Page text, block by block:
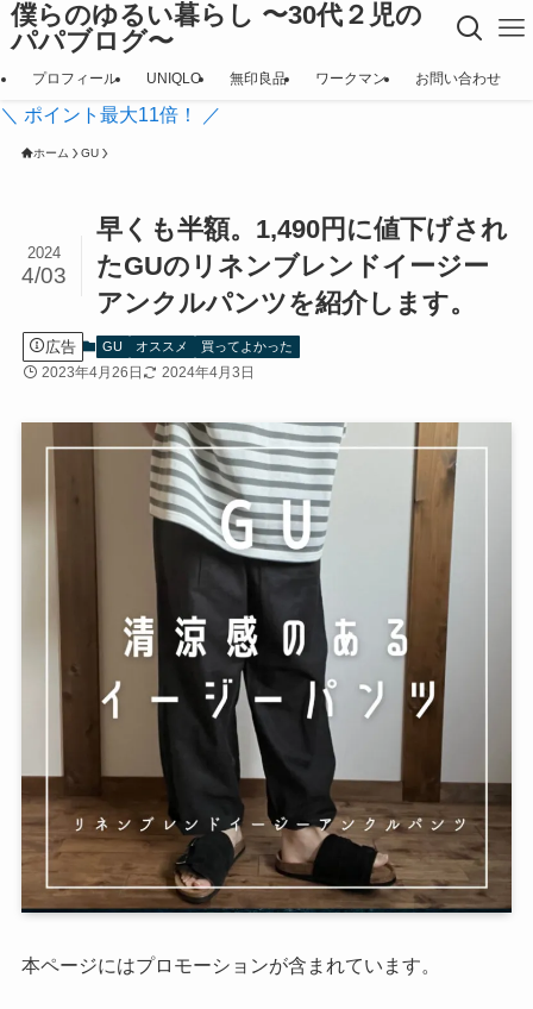
僕らのゆるい暮らし 〜30代２児の
パパブログ〜
プロフィール UNIQLO 無印良品 ワークマン お問い合わせ
＼ ポイント最大11倍！ ／
ホーム GU
早くも半額。1,490円に値下げされ
たGUのリネンブレンドイージー
アンクルパンツを紹介します。
2024
4/03
広告 GU オススメ 買ってよかった
2023年4月26日 2024年4月3日
本ページにはプロモーションが含まれています。